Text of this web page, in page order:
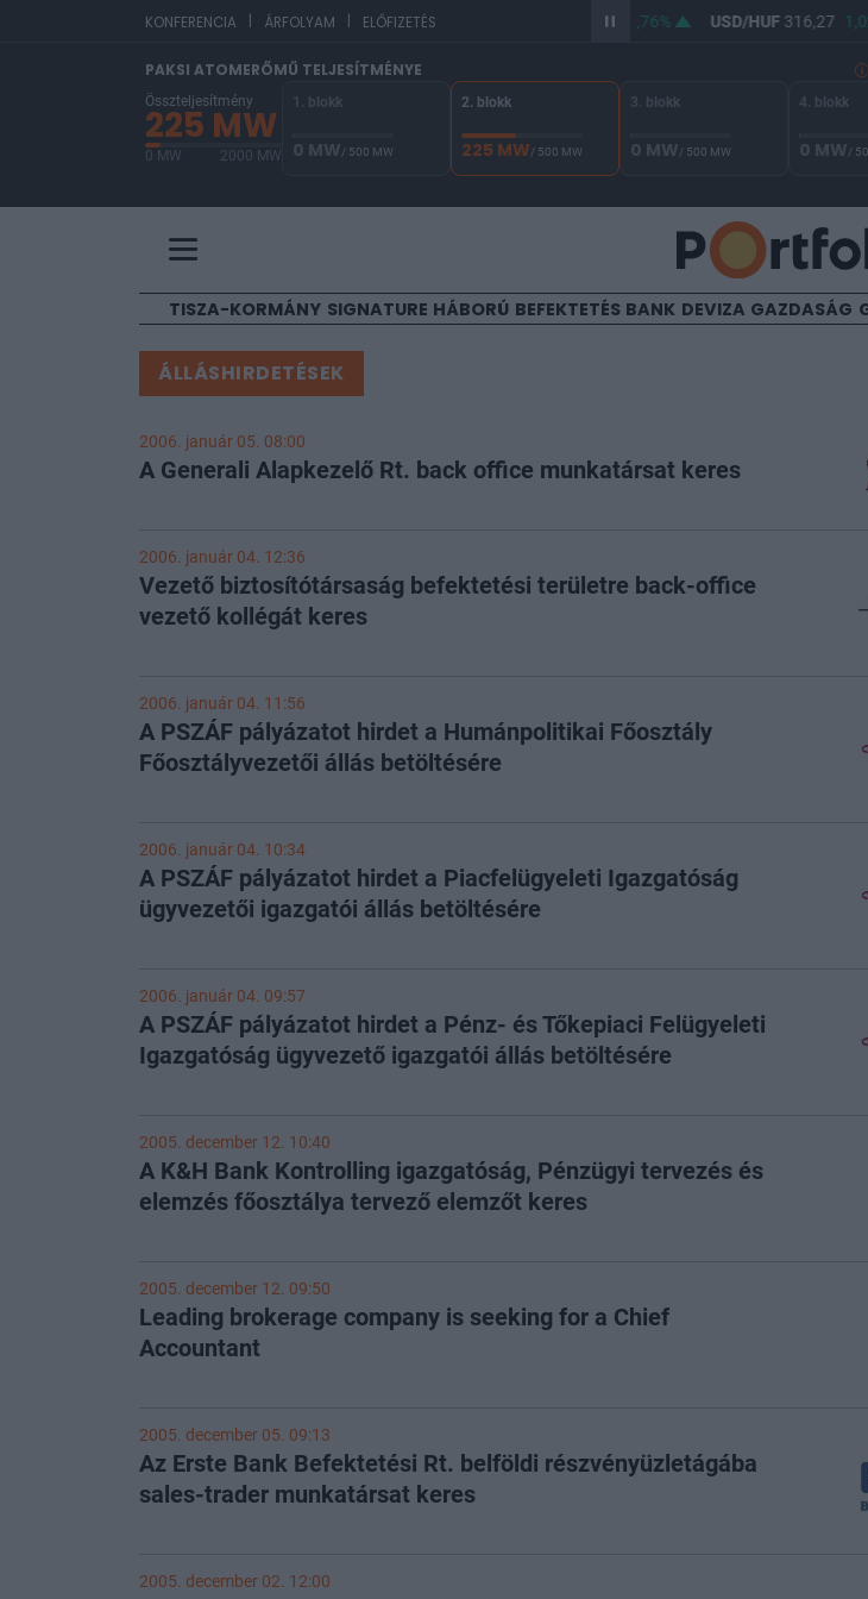
KONFERENCIA | ÁRFOLYAM | ELŐFIZETÉS 0,76% USD/HUF 316,27 1,02%
PAKSI ATOMERŐMŰ TELJESÍTMÉNYE
Összteljesítmény
225 MW
0 MW 2000 MW
1. blokk
0 MW/ 500 MW
2. blokk
225 MW/ 500 MW
3. blokk
0 MW/ 500 MW
4. blokk
0 MW/
TISZA-KORMÁNY SIGNATURE HÁBORÚ BEFEKTETÉS BANK DEVIZA GAZDASÁG
ÁLLÁSHIRDETÉSEK
2006. január 05. 08:00
A Generali Alapkezelő Rt. back office munkatársat keres
2006. január 04. 12:36
Vezető biztosítótársaság befektetési területre back-office
vezető kollégát keres
2006. január 04. 11:56
A PSZÁF pályázatot hirdet a Humánpolitikai Főosztály
Főosztályvezetői állás betöltésére
2006. január 04. 10:34
A PSZÁF pályázatot hirdet a Piacfelügyeleti Igazgatóság
ügyvezetői igazgatói állás betöltésére
2006. január 04. 09:57
A PSZÁF pályázatot hirdet a Pénz- és Tőkepiaci Felügyeleti
Igazgatóság ügyvezető igazgatói állás betöltésére
2005. december 12. 10:40
A K&H Bank Kontrolling igazgatóság, Pénzügyi tervezés és
elemzés főosztálya tervező elemzőt keres
2005. december 12. 09:50
Leading brokerage company is seeking for a Chief
Accountant
2005. december 05. 09:13
Az Erste Bank Befektetési Rt. belföldi részvényüzletágába
sales-trader munkatársat keres
2005. december 02. 12:00